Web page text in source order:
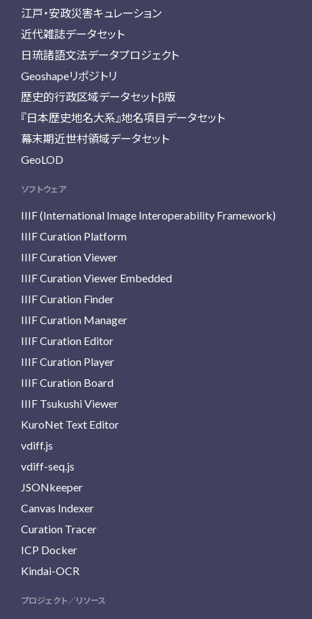
江戸・安政災害キュレーション
近代雑誌データセット
日琉諸語文法データプロジェクト
Geoshapeリポジトリ
歴史的行政区域データセットβ版
『日本歴史地名大系』地名項目データセット
幕末期近世村領域データセット
GeoLOD
ソフトウェア
IIIF (International Image Interoperability Framework)
IIIF Curation Platform
IIIF Curation Viewer
IIIF Curation Viewer Embedded
IIIF Curation Finder
IIIF Curation Manager
IIIF Curation Editor
IIIF Curation Player
IIIF Curation Board
IIIF Tsukushi Viewer
KuroNet Text Editor
vdiff.js
vdiff-seq.js
JSONkeeper
Canvas Indexer
Curation Tracer
ICP Docker
Kindai-OCR
プロジェクト／リソース